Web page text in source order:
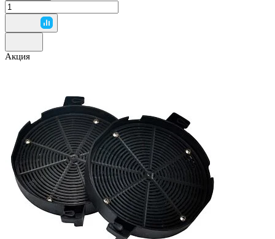
Акция